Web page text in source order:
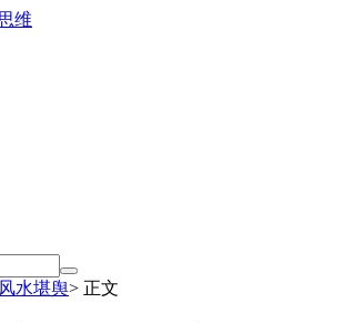
风水堪舆> 正文